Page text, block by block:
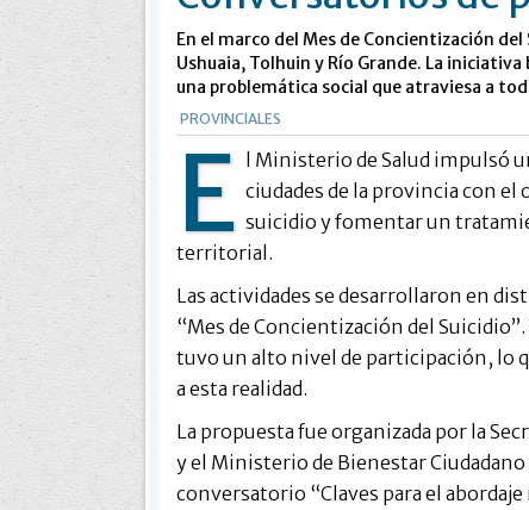
En el marco del Mes de Concientización
Ushuaia, Tolhuin y Río Grande. La
una problemática social que atraviesa a
PROVINCIALES
E l Ministerio de Salud impulsó
ciudades de la provincia con
suicidio y fomentar un
territorial.
Las actividades se desarrollaron en
“Mes de Concientización del
tuvo un alto nivel de participación, lo
a esta realidad.
La propuesta fue organizada por la
y el Ministerio de Bienestar
conversatorio “Claves para el